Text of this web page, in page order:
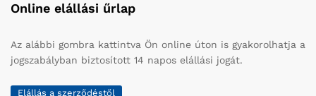
Online elállási űrlap
Az alábbi gombra kattintva Ön online úton is gyakorolhatja a
jogszabályban biztosított 14 napos elállási jogát.
Elállás a szerződéstől